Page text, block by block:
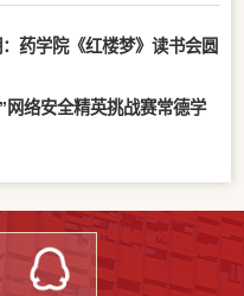
药学院《红楼梦》读书会圆
网络安全精英挑战赛常德学